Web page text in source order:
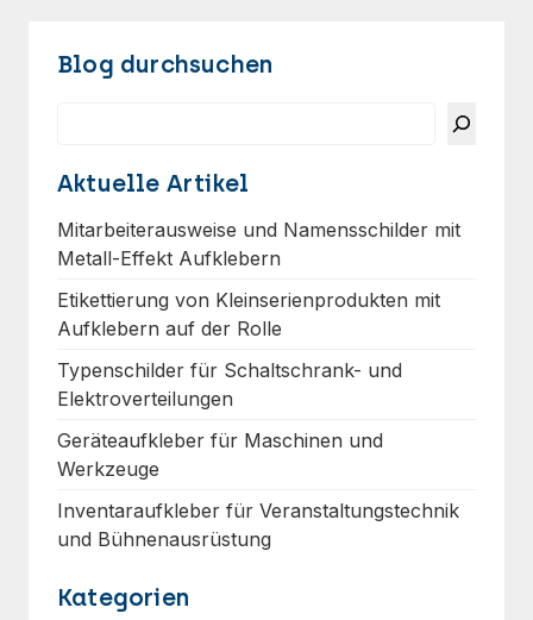
Blog durchsuchen
Aktuelle Artikel
Mitarbeiterausweise und Namensschilder mit
Metall-Effekt Aufklebern
Etikettierung von Kleinserienprodukten mit
Aufklebern auf der Rolle
Typenschilder für Schaltschrank- und
Elektroverteilungen
Geräteaufkleber für Maschinen und
Werkzeuge
Inventaraufkleber für Veranstaltungstechnik
und Bühnenausrüstung
Kategorien